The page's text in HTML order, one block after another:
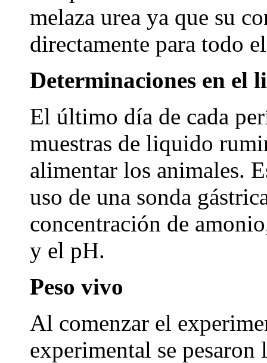
melaza urea ya que su
directamente para todo
Determinaciones en el
El último día de cada
muestras de liquido
alimentar los animales.
uso de una sonda
concentración de
y el pH.
Peso vivo
Al comenzar el
experimental se